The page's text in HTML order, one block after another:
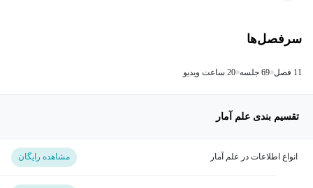
سرفصل‌ها
11 فصل 69 جلسه 20 ساعت ویدیو
تقسیم بندی علم آمار
انواع اطلاعات در علم آمار مشاهده رایگان